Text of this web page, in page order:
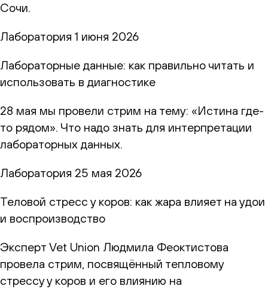
Сочи.
Лаборатория 1 июня 2026
Лабораторные данные: как правильно читать и
использовать в диагностике
28 мая мы провели стрим на тему: «Истина где-
то рядом». Что надо знать для интерпретации
лабораторных данных.
Лаборатория 25 мая 2026
Теловой стресс у коров: как жара влияет на удои
и воспроизводство
Эксперт Vet Union Людмила Феоктистова
провела стрим, посвящённый тепловому
стрессу у коров и его влиянию на